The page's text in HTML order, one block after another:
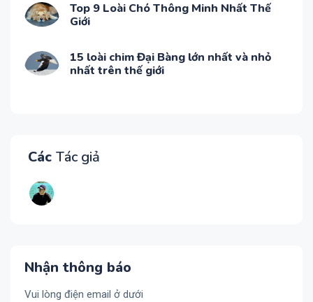
Top 9 Loài Chó Thông Minh Nhất Thế
Giới
15 loài chim Đại Bàng lớn nhất và nhỏ
nhất trên thế giới
Các Tác giả
Nhận thông báo
Vui lòng điện email ở dưới